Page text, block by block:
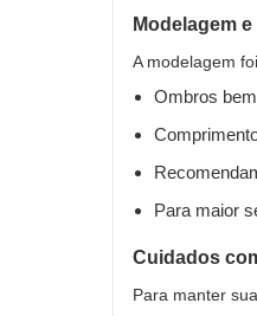
Modelagem
A modelagem
Ombros
Para maior
Cuidados
Para manter